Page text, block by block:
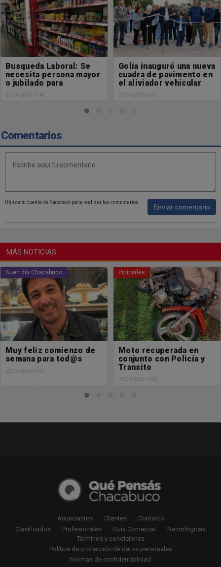
Busqueda Laboral: Se
necesita persona mayor
o jubilado para
Supermercado
23/04/2026 11:40
Golía inauguró una nueva
cuadra de pavimento en
el aliviador vehicular
23/04/2026 09:07
Comentarios
Utiliza tu cuenta de Facebook para realizar los comentarios
Enviar comentario
MÁS NOTICIAS
Buen día Chacabuco
Muy feliz comienzo de
semana para tod@s
20/04/2026 00:01
Policiales
Moto recuperada en
conjunto con Policía y
Transito
19/04/2026 13:00
Anunciantes Clientes
Contacto
Clasificados
Profesionales Guía Comercial
Necrológicas
Términos y condiciones
Política de protección de datos personales
Normas de confidencialidad